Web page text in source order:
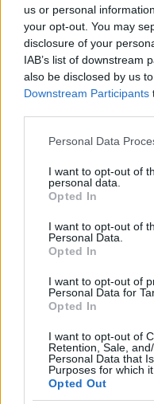
us or personal
your opt-out. You may
disclosure of your
IAB’s list of downstream
also be disclosed by us
Downstream Participants
Please note that this
not limited to your visit
grant or deny consent to
use your data for below
consent section.
Personal Data
I want to opt-out of
personal data.
Opted In
I want to opt-out of
Personal Data.
Opted In
I want to opt-out of
Personal Data for
Opted In
I want to opt-out of
Retention, Sale,
Personal Data that
Purposes for which
Opted Out
Αστρονομικό
της Βηθλεέμ
Στην ουσία οι δύο
επαναλαμβάνεται το
θεολόγους και
μπορούσε να είναι